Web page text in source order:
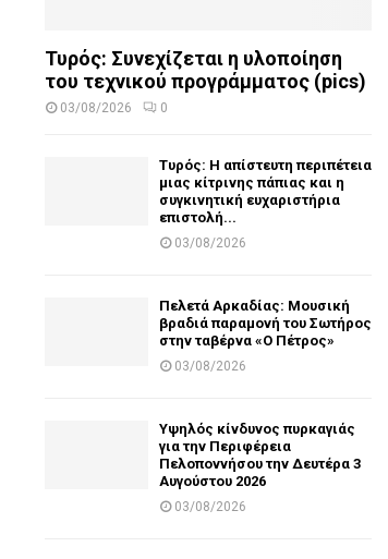
Τυρός: Συνεχίζεται η υλοποίηση
του τεχνικού προγράμματος (pics)
03/08/2026 0
Τυρός: Η απίστευτη περιπέτεια
μιας κίτρινης πάπιας και η
συγκινητική ευχαριστήρια
επιστολή...
03/08/2026
Πελετά Αρκαδίας: Μουσική
βραδιά παραμονή του Σωτήρος
στην ταβέρνα «Ο Πέτρος»
03/08/2026
Υψηλός κίνδυνος πυρκαγιάς
για την Περιφέρεια
Πελοποννήσου την Δευτέρα 3
Αυγούστου 2026
03/08/2026